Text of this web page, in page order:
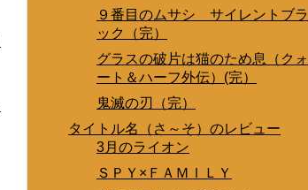
９番目のムサシ サイレントブラ
ック（完）
グラスの破片は猫のため息（クォ
ート＆ハーフ外伝）(完）
鬼滅の刃（完）
タイトル名（さ～そ）のレビュー
3月のライオン
ＳＰＹ×ＦＡＭＩＬＹ